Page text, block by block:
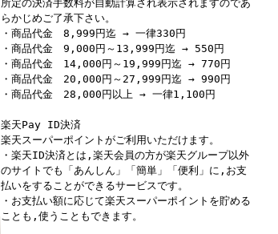
所定の決済手数料が自動計算され表示されますのであ
らかじめご了承下さい。
・商品代金 8,999円迄 → 一律330円
・商品代金 9,000円～13,999円迄 → 550円
・商品代金 14,000円～19,999円迄 → 770円
・商品代金 20,000円～27,999円迄 → 990円
・商品代金 28,000円以上 → 一律1,100円
楽天Pay ID決済
楽天スーパーポイントがご利用いただけます。
・楽天ID決済とは,楽天会員の方が楽天グループ以外
のサイトでも「あんしん」「簡単」「便利」に,お支
払いをすることができるサービスです。
・お支払い額に応じて楽天スーパーポイントを貯める
ことも,使うこともできます。